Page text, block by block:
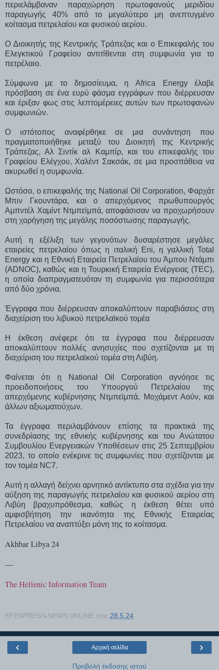
περιελάμβαναν παραχώρηση πρωτοφανούς μεριδίου
παραγωγής 40% από το μεγαλύτερο μη ανεπτυγμένο
κοίτασμα πετρελαίου και φυσικού αερίου.
Ο Διοικητής της Κεντρικής Τράπεζας και ο Επικεφαλής του
Ελεγκτικού Γραφείου αντιτίθενται στη συμφωνία για το
πετρέλαιο.
Σύμφωνα με το δημοσίευμα, η Africa Energy έλαβε
πρόσβαση σε ένα ευρύ φάσμα εγγράφων που διέρρευσαν
και έριξαν φως στις λεπτομέρειες αυτών των πρωτοφανών
συμφωνιών.
Ο ιστότοπος αναφέρθηκε σε μια συνάντηση που
πραγματοποιήθηκε μεταξύ του Διοικητή της Κεντρικής
Τράπεζας, Αλ Σιντίκ αλ Καμπίρ, και του επικεφαλής του
Γραφείου Ελέγχου, Χαλέντ Σακσάκ, σε μια προσπάθεια να
ακυρωθεί η συμφωνία.
Ωστόσο, ο επικεφαλής της National Oil Corporation, Φαρχάτ
Μπιν Γκουντάρα, και ο απερχόμενος πρωθυπουργός
Αμπντέλ Χαμίντ Ντμπεϊμπά, αποφάσισαν να προχωρήσουν
στη χορήγηση της μεγάλης ποσόστωσης παραγωγής.
Αυτή η εξέλιξη των γεγονότων δυσαρέστησε μεγάλες
εταιρείες πετρελαίου όπως η ιταλική Eni, η γαλλική Total
Energy και η Εθνική Εταιρεία Πετρελαίου του Άμπου Ντάμπι
(ADNOC), καθώς και η Τουρκική Εταιρεία Ενέργειας (TEC),
η οποία διαπραγματευόταν τη συμφωνία για περισσότερα
από δύο χρόνια.
Έγγραφα που διέρρευσαν αποκαλύπτουν παραβιάσεις στη
διαχείριση του λιβυκού πετρελαϊκού τομέα
Η έκθεση ανέφερε ότι τα έγγραφα που διέρρευσαν
αποκαλύπτουν πολλές ανησυχίες που σχετίζονται με τη
διαχείριση του πετρελαϊκού τομέα στη Λιβύη.
Φαίνεται ότι η National Oil Corporation αγνόησε τις
προειδοποιήσεις του Υπουργού Πετρελαίου της
απερχόμενης κυβέρνησης Ντμπεϊμπά, Μοχάμεντ Αούν, και
άλλων αξιωματούχων.
Τα έγγραφα περιλαμβάνουν επίσης τα πρακτικά της
συνεδρίασης της εθνικής κυβέρνησης και του Ανώτατου
Συμβουλίου Ενεργειακών Υποθέσεων στις 25 Σεπτεμβρίου
2023, το οποίο ενέκρινε τις συμφωνίες που σχετίζονται με
τον τομέα NC7.
Αυτή η αλλαγή δείχνει αρνητικό αντίκτυπο στα σχέδια για την
αύξηση της παραγωγής πετρελαίου και φυσικού αερίου στη
Λιβύη βραχυπρόθεσμα, καθώς η έκθεση θέτει υπό
αμφισβήτηση την ικανότητα της Εθνικής Εταιρείας
Πετρελαίου να αναπτύξει μόνη της το κοίτασμα.
Akhbar Libya 24
—
The Hellenic Information Team
EFENPRESS-NEWS 0NLINE στις 28.5.24
‹ ›
Αρχική σελίδα
Προβολή έκδοσης ιστού